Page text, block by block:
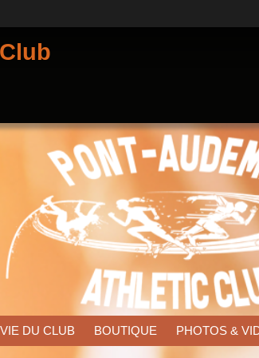
DU CLUB BOUTIQUE PHOTOS &